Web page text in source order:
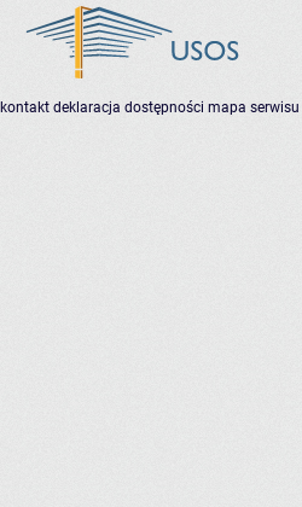
kontakt deklaracja dostępności mapa serwisu